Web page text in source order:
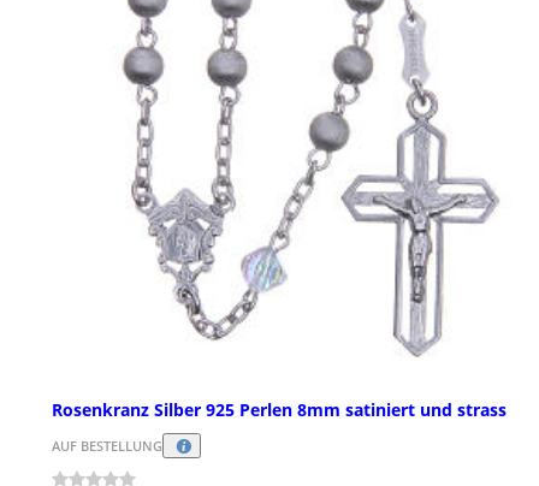
Rosenkranz Silber 925 Perlen 8mm satiniert und strass
AUF BESTELLUNG